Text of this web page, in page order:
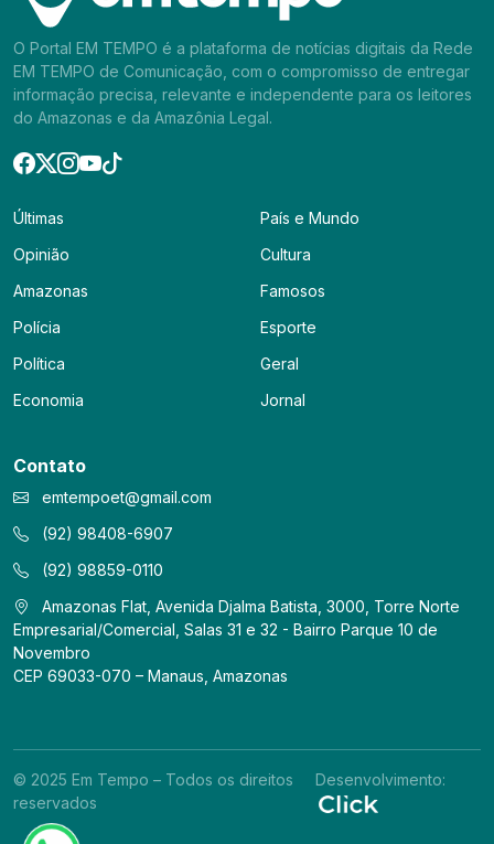
O Portal EM TEMPO é a plataforma de notícias digitais da Rede
EM TEMPO de Comunicação, com o compromisso de entregar
informação precisa, relevante e independente para os leitores
do Amazonas e da Amazônia Legal.
Últimas
Opinião
Amazonas
Polícia
Política
Economia
País e Mundo
Cultura
Famosos
Esporte
Geral
Jornal
Contato
emtempoet@gmail.com
(92) 98408-6907
(92) 98859-0110
Amazonas Flat, Avenida Djalma Batista, 3000, Torre Norte
Empresarial/Comercial, Salas 31 e 32 - Bairro Parque 10 de
Novembro
CEP 69033-070 – Manaus, Amazonas
© 2025 Em Tempo – Todos os direitos
reservados
Desenvolvimento: